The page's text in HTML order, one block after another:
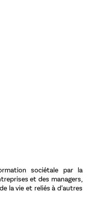
sociétale par la
et des managers,
la vie et reliés à d’autres